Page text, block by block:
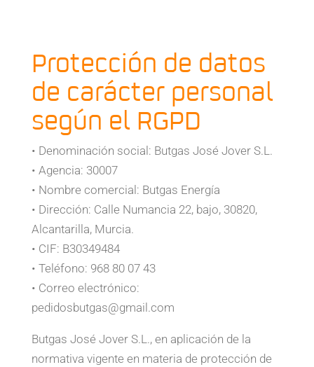
Protección de datos
de carácter personal
según el RGPD
• Denominación social: Butgas José Jover S.L.
• Agencia: 30007
• Nombre comercial: Butgas Energía
• Dirección: Calle Numancia 22, bajo, 30820,
Alcantarilla, Murcia.
• CIF: B30349484
• Teléfono: 968 80 07 43
• Correo electrónico:
pedidosbutgas@gmail.com
Butgas José Jover S.L., en aplicación de la
normativa vigente en materia de protección de